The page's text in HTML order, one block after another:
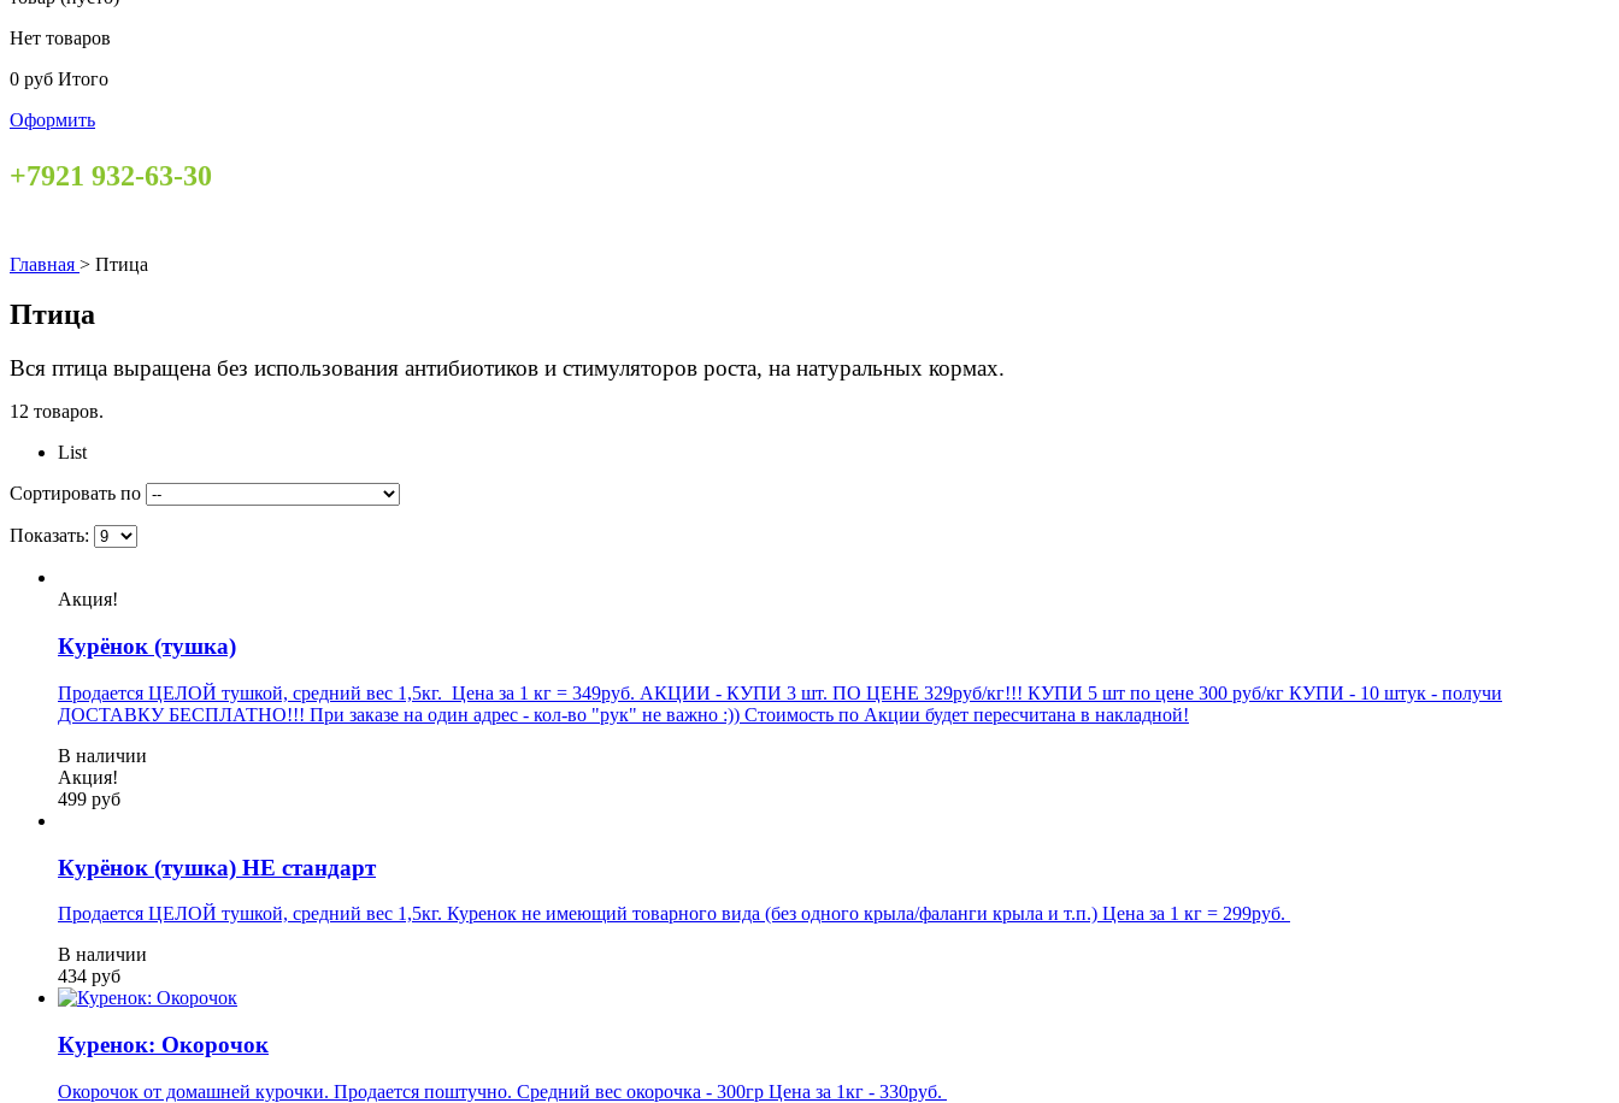
Нет товаров
0 руб Итого
Оформить
+7921 932-63-30
Главная > Птица
Птица
Вся птица выращена без использования антибиотиков и стимуляторов роста, на натуральных кормах.
12 товаров.
List
Сортировать по
Показать:
Акция!
Курёнок (тушка)
Продается ЦЕЛОЙ тушкой, средний вес 1,5кг. Цена за 1 кг = 349руб. АКЦИИ - КУПИ 3 шт. ПО ЦЕНЕ 329руб/кг!!! КУПИ 5 шт по цене 300 руб/кг КУПИ - 10 штук - получи
ДОСТАВКУ БЕСПЛАТНО!!! При заказе на один адрес - кол-во "рук" не важно :)) Стоимость по Акции будет пересчитана в накладной!
В наличии
Акция!
499 руб
Курёнок (тушка) НЕ стандарт
Продается ЦЕЛОЙ тушкой, средний вес 1,5кг. Куренок не имеющий товарного вида (без одного крыла/фаланги крыла и т.п.) Цена за 1 кг = 299руб.
В наличии
434 руб
Куренок: Окорочок
Окорочок от домашней курочки. Продается поштучно. Средний вес окорочка - 300гр Цена за 1кг - 330руб.